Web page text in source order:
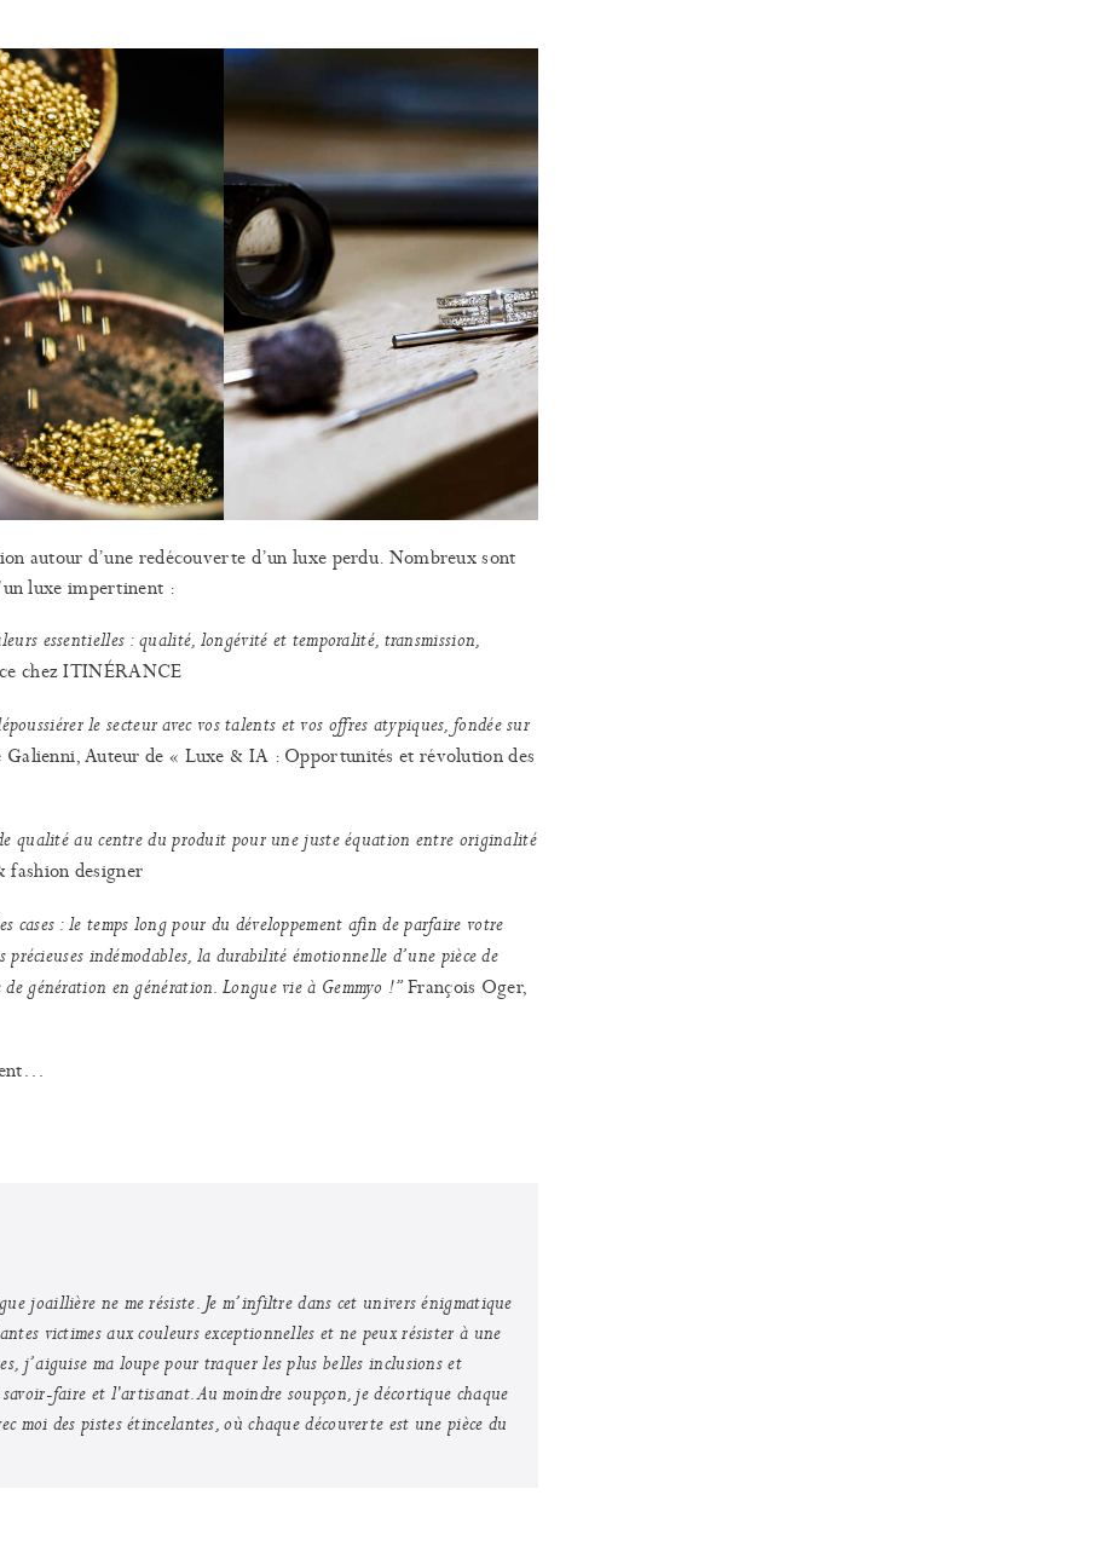
autour d’une redécouverte d’un luxe perdu. Nombreux sont
trublion d’un luxe impertinent :
essentielles : qualité, longévité et temporalité, transmission,
chez ITINÉRANCE
le secteur avec vos talents et vos offres atypiques, fondée sur
Galienni, Auteur de « Luxe & IA : Opportunités et révolution des
qualité au centre du produit pour une juste équation entre originalité
designer
cases : le temps long pour du développement afin de parfaire votre
indémodables, la durabilité émotionnelle d’une pièce de
génération en génération. Longue vie à Gemmyo !”François Oger,
joaillière ne me résiste. Je m’infiltre dans cet univers énigmatique
victimes aux couleurs exceptionnelles et ne peux résister à une
j’aiguise ma loupe pour traquer les plus belles inclusions et
faire et l'artisanat. Au moindre soupçon, je décortique chaque
moi des pistes étincelantes, où chaque découverte est une pièce du